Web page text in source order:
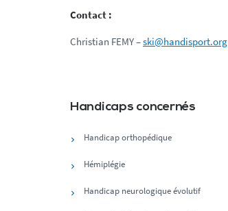
Contact :
Christian FEMY –ski@handisport.org
Handicaps concernés
Handicap orthopédique
Hémiplégie
Handicap neurologique évolutif